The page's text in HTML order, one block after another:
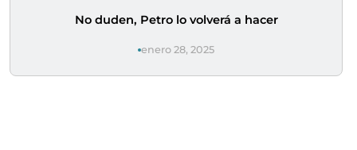
No duden, Petro lo volverá a hacer
enero 28, 2025